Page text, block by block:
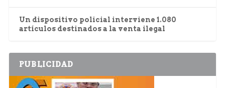
Un dispositivo policial interviene 1.080
artículos destinados a la venta ilegal
PUBLICIDAD